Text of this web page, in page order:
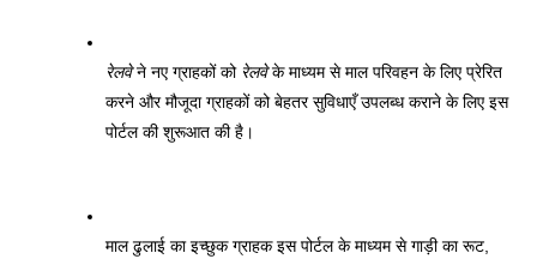
रेलवे ने नए ग्राहकों को रेलवे के माध्यम से माल परिवहन के लिए प्रेरित
करने और मौजूदा ग्राहकों को बेहतर सुविधाएँ उपलब्ध कराने के लिए इस
पोर्टल की शुरूआत की है।
माल ढुलाई का इच्छुक ग्राहक इस पोर्टल के माध्यम से गाड़ी का रूट,